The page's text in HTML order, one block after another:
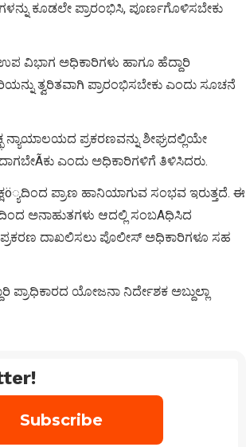
ಕೂಡಲೇ ಪ್ರಾರಂಭಿಸಿ, ಪೂರ್ಣಗೊಳಿಸಬೇಕು
ಉಪ ವಿಭಾಗ ಅಧಿಕಾರಿಗಳು ಹಾಗೂ ಹೆದ್ದಾರಿ
ತ್ವರಿತವಾಗಿ ಪ್ರಾರಂಭಿಸಬೇಕು ಎಂದು ಸೂಚನೆ
ಪ್ರಕರಣವನ್ನು ಶೀಘ್ರದಲ್ಲಿಯೇ
ಎಂದು ಅಧಿಕಾರಿಗಳಿಗೆ ತಿಳಿಸಿದರು.
ಪ್ರಾಣ ಹಾನಿಯಾಗುವ ಸಂಭವ ಇರುತ್ತದೆ. ಈ
ಅನಾಹುತಗಳು ಆದಲ್ಲಿ ಸಂಬAಧಿಸಿದ
ದಾಖಲಿಸಲು ಪೊಲೀಸ್ ಅಧಿಕಾರಿಗಳೂ ಸಹ
ಯೋಜನಾ ನಿರ್ದೇಶಕ ಅಬ್ದುಲ್ಲಾ